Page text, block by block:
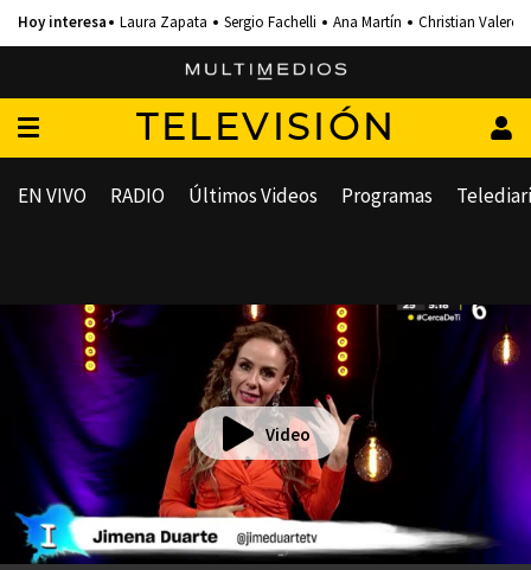
Laura Zapata Sergio Fachelli Ana Martín Christian Valero
TELEVISIÓN
EN VIVO RADIO Últimos Videos Programas
Video